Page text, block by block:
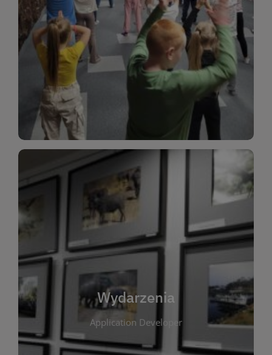
Dla Dzieci
To miejsce stworzone z myślą o najmłodszych
czytelnikach i ich rodzicach. Znajdziesz tu
informacje o zajęciach edukacyjnych, konkursach
plastycznych i spotkaniach z autorami książek dla
Wydarzenia
Application Developer
Wydarzenia
W tej zakładce publikujemy informacje o
wszystkich wydarzeniach organizowanych przez
bibliotekę. Znajdziesz tu zapowiedzi spotkań
autorskich, warsztatów, prelekcji i zajęć
tematycznych dla różnych grup wiekowych. Każde
wydarzenie ma na celu promowanie kultury
czytelniczej oraz integrację społeczności lokalnej.
Dzięki kalendarzowi wydarzeń możesz łatwo